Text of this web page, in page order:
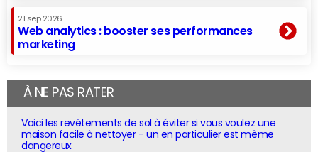
21 sep 2026
Web analytics : booster ses performances
marketing
À NE PAS RATER
Voici les revêtements de sol à éviter si vous voulez une
maison facile à nettoyer - un en particulier est même
dangereux